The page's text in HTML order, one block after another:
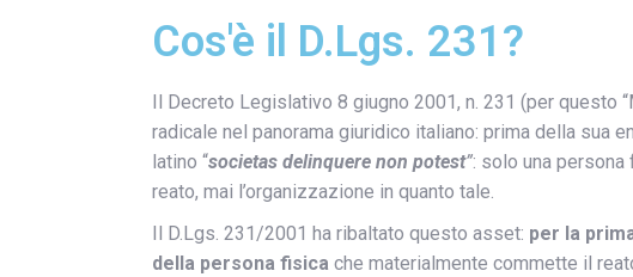
Cos'è il D.Lgs. 231?
Il Decreto Legislativo 8 giugno 2001, n. 231 (per questo
radicale nel panorama giuridico italiano: prima della sua
latino “societas delinquere non potest”: solo una
reato, mai l’organizzazione in quanto tale.
Il D.Lgs. 231/2001 ha ribaltato questo asset: per la
della persona fisica che materialmente commette il